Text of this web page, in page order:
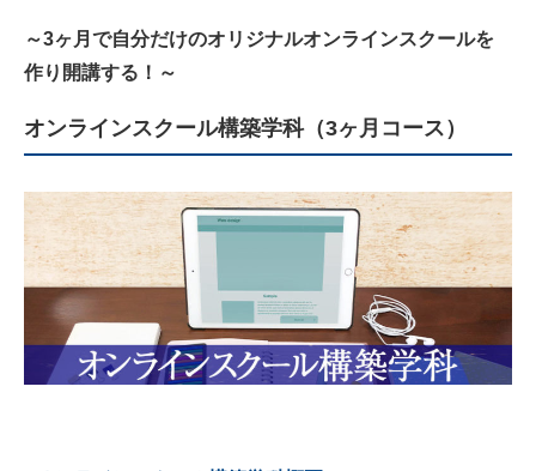
～3ヶ月で自分だけのオリジナルオンラインスクールを
作り開講する！～
オンラインスクール構築学科（3ヶ月コース）